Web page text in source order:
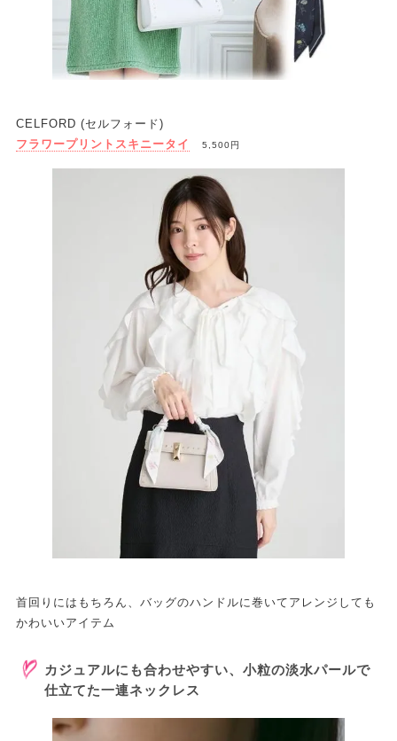
CELFORD (セルフォード)
フラワープリントスキニータイ
5,500円
首回りにはもちろん、バッグのハンドルに巻いてアレンジしても
かわいいアイテム
カジュアルにも合わせやすい、小粒の淡水パールで
仕立てた一連ネックレス